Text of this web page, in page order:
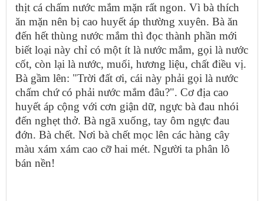
thịt cá chấm nước mắm mặn rất ngon. Vì bà thích
ăn mặn nên bị cao huyết áp thường xuyên. Bà ăn
đến hết thùng nước mắm thì đọc thành phần mới
biết loại này chỉ có một ít là nước mắm, gọi là nước
cốt, còn lại là nước, muối, hương liệu, chất điều vị.
Bà gầm lên: "Trời đất ơi, cái này phải gọi là nước
chấm chứ có phải nước mắm đâu?". Cơ địa cao
huyết áp cộng với cơn giận dữ, ngực bà đau nhói
đến nghẹt thở. Bà ngã xuống, tay ôm ngực đau
đớn. Bà chết. Nơi bà chết mọc lên các hàng cây
màu xám xám cao cỡ hai mét. Người ta phân lô
bán nền!